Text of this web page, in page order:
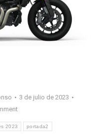
3 de julio de 2023
2023 portada2